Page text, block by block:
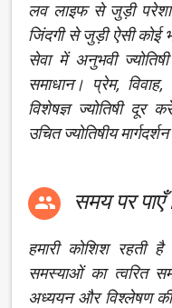
लव लाइफ से जुड़ी
जिंदगी से जुड़ी ऐसी
सेवा में अनुभवी
समाधान। प्रेम,
विशेषज्ञ ज्योतिषी
उचित ज्योतिषीय
 समय पर पाएँ
हमारी कोशिश
समस्याओं का त्वरित
अध्ययन और विश्लेषण की